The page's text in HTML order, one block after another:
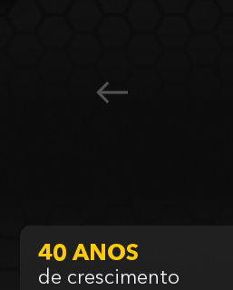
40 ANOS
de crescimento